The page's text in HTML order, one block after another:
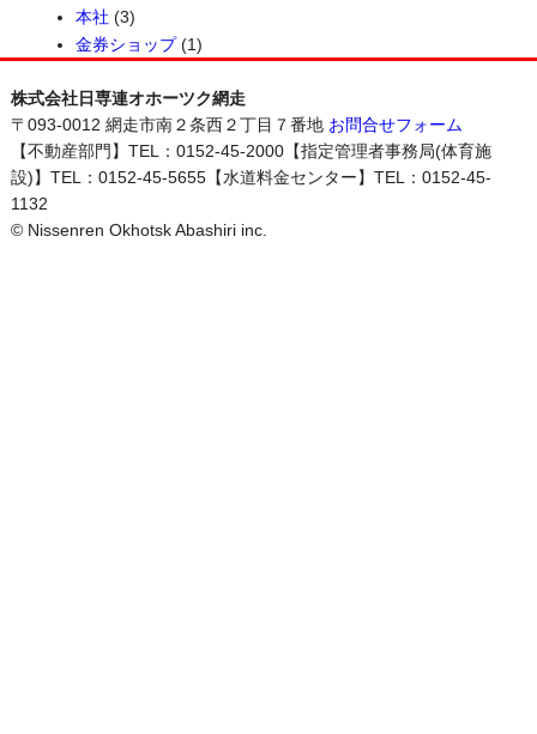
本社 (3)
金券ショップ (1)
株式会社日専連オホーツク網走
〒093-0012 網走市南２条西２丁目７番地 お問合せフォーム
【不動産部門】TEL：0152-45-2000【指定管理者事務局(体育施
設)】TEL：0152-45-5655【水道料金センター】TEL：0152-45-
1132
© Nissenren Okhotsk Abashiri inc.